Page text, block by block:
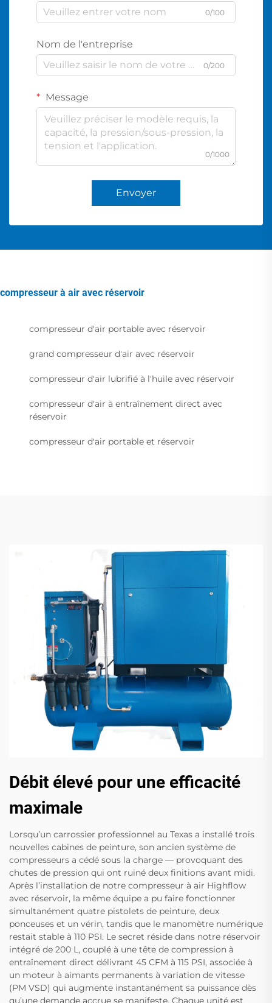
0/100
Nom de l'entreprise
0/200
Message
0/1000
Envoyer
compresseur à air avec réservoir
compresseur d'air portable avec réservoir
grand compresseur d'air avec réservoir
compresseur d'air lubrifié à l'huile avec réservoir
compresseur d'air à entraînement direct avec
réservoir
compresseur d'air portable et réservoir
Débit élevé pour une efficacité
maximale
Lorsqu’un carrossier professionnel au Texas a installé trois
nouvelles cabines de peinture, son ancien système de
compresseurs a cédé sous la charge — provoquant des
chutes de pression qui ont ruiné deux finitions avant midi.
Après l’installation de notre compresseur à air Highflow
avec réservoir, la même équipe a pu faire fonctionner
simultanément quatre pistolets de peinture, deux
ponceuses et un vérin, tandis que le manomètre numérique
restait stable à 110 PSI. Le secret réside dans notre réservoir
intégré de 200 L, couplé à une tête de compression à
entraînement direct délivrant 45 CFM à 115 PSI, associée à
un moteur à aimants permanents à variation de vitesse
(PM VSD) qui augmente instantanément sa puissance dès
qu’une demande accrue se manifeste. Chaque unité est